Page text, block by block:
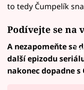
to tedy Čumpelík
Podívejte se na
A nezapomeňte se
další epizodu
nakonec dopadne